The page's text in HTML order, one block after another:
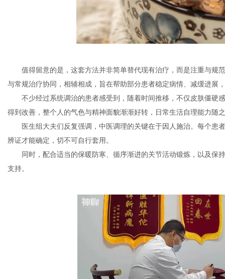
值得留意的是，这套方法并非简单替代现有治疗，而是注重与规
与常规治疗协同，相辅相成，旨在帮助部分患者稳定病情、减缓进展
不少经过系统调治的患者感受到，随着时间推移，不仅皮肤僵硬
得到改善，整个人的气色与精神面貌渐渐好转，日常生活自理能力随
医生组大夫们反复强调，中医调理的关键在于因人施治。每个患
辨证才能确定，切不可自行套用。
同时，配合适当的保暖防寒、循序渐进的关节活动锻炼，以及保
支持。